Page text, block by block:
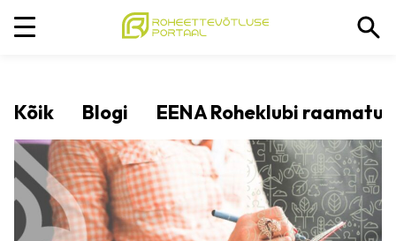
Kõik Blogi EENA Roheklubi